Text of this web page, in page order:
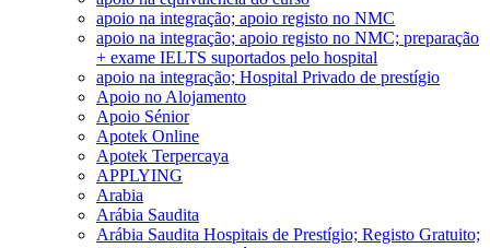
apoio na integração; apoio registo no NMC
apoio na integração; apoio registo no NMC; preparação
+ exame IELTS suportados pelo hospital
apoio na integração; Hospital Privado de prestígio
Apoio no Alojamento
Apoio Sénior
Apotek Online
Apotek Terpercaya
APPLYING
Arabia
Arábia Saudita
Arábia Saudita Hospitais de Prestígio; Registo Gratuito;